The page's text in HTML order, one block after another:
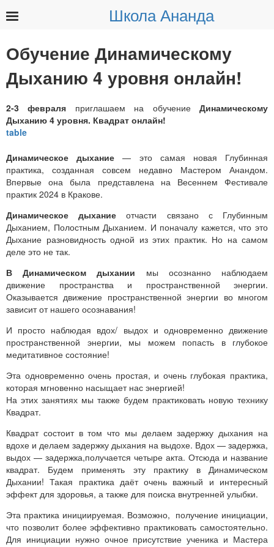
Школа Ананда
Обучение Динамическому
Дыханию 4 уровня онлайн!
2-3 февраля приглашаем на обучениеДинамическому
Дыханию 4 уровня. Квадрат онлайн!
Динамическое дыхание — это самая новая Глубинная
практика, созданная совсем недавно Мастером Анандом.
Впервые она была представлена на Весеннем Фестивале
практик 2024 в Кракове.
Динамическое дыхание отчасти связано с Глубинным
Дыханием, Полостным Дыханием. И поначалу кажется, что это
Дыхание разновидность одной из этих практик. Но на самом
деле это не так.
В Динамическом дыхании мы осознанно наблюдаем
движение пространства и пространственной энергии.
Оказывается движение пространственной энергии во многом
зависит от нашего осознавания!
И просто наблюдая вдох/ выдох и одновременно движение
пространственной энергии, мы можем попасть в глубокое
медитативное состояние!
Эта одновременно очень простая, и очень глубокая практика,
которая мгновенно насыщает нас энергией!
На этих занятиях мы также будем практиковать новую технику
Квадрат.
Квадрат состоит в том что мы делаем задержку дыхания на
вдохе и делаем задержку дыхания на выдохе. Вдох — задержка,
выдох — задержка,получается четыре акта. Отсюда и название
квадрат. Будем применять эту практику в Динамическом
Дыхании! Такая практика даёт очень важный и интересный
эффект для здоровья, а также для поиска внутренней улыбки.
Эта практика инициируемая. Возможно, получение инициации,
что позволит более эффективно практиковать самостоятельно.
Для инициации нужно очное присутствие ученика и Мастера